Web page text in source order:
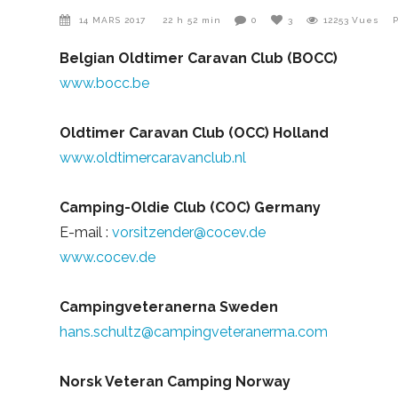
14 MARS 2017 22 h 52 min 0 3 12253 Vues
Belgian Oldtimer Caravan Club (BOCC)
www.bocc.be
Oldtimer Caravan Club (OCC) Holland
www.oldtimercaravanclub.nl
Camping-Oldie Club (COC) Germany
E-mail :vorsitzender@cocev.de
www.cocev.de
Campingveteranerna Sweden
hans.schultz@campingveteranerma.com
Norsk Veteran Camping Norway